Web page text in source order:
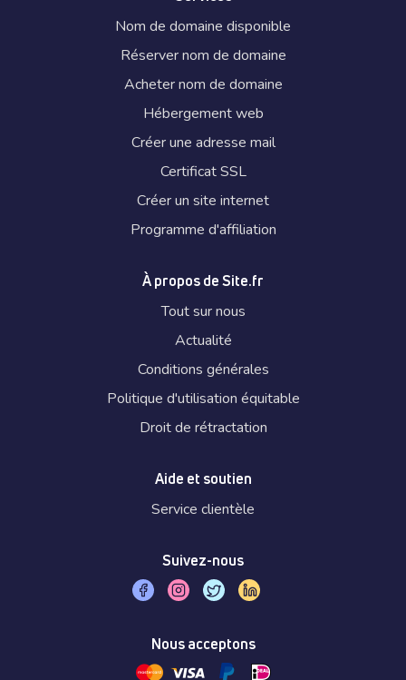
Nom de domaine disponible
Réserver nom de domaine
Acheter nom de domaine
Hébergement web
Créer une adresse mail
Certificat SSL
Créer un site internet
Programme d'affiliation
À propos de Site.fr
Tout sur nous
Actualité
Conditions générales
Politique d'utilisation équitable
Droit de rétractation
Aide et soutien
Service clientèle
Suivez-nous
Nous acceptons